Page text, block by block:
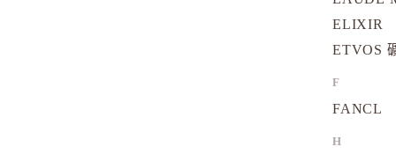
ELIXIR
ETVOS
F
FANCL
H